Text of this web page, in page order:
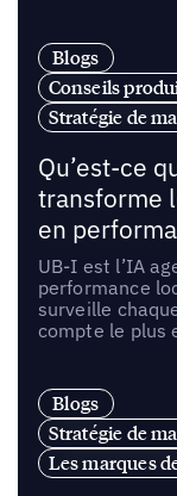
Blogs
Conseils
Stratégie de
Qu’est-ce
transforme
en
UB-I est l’IA
performance
surveille
compte le plus
Blogs
Stratégie de
Les marques